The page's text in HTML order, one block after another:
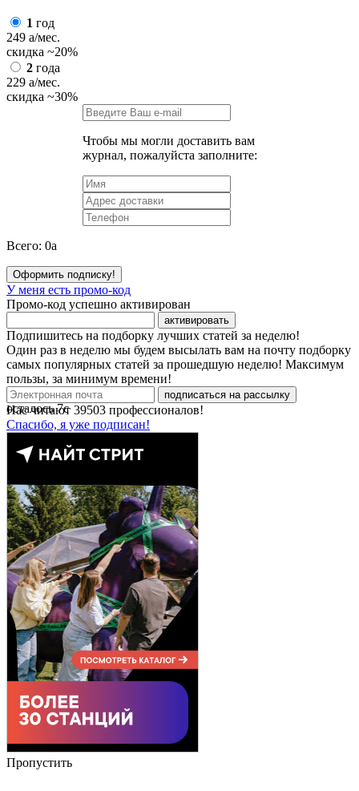
1 год
249 a/мес.
скидка ~20%
2 года
229 a/мес.
скидка ~30%
Чтобы мы могли доставить вам
журнал, пожалуйста заполните:
Всего: 0a
Оформить подписку!
У меня есть промо-код
Промо-код успешно активирован
активировать
Подпишитесь на подборку лучших статей за неделю!
Один раз в неделю мы будем высылать вам на почту подборку
самых популярных статей за прошедшую неделю! Максимум
пользы, за минимум времени!
подписаться на рассылку
Нас читают 39503 профессионалов!
Спасибо, я уже подписан!
осталось7с
Пропустить